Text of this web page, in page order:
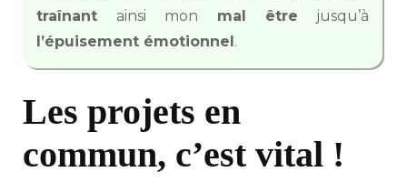
traînant ainsi mon mal être jusqu’à
l’épuisement émotionnel.
Les projets en
commun, c’est vital !